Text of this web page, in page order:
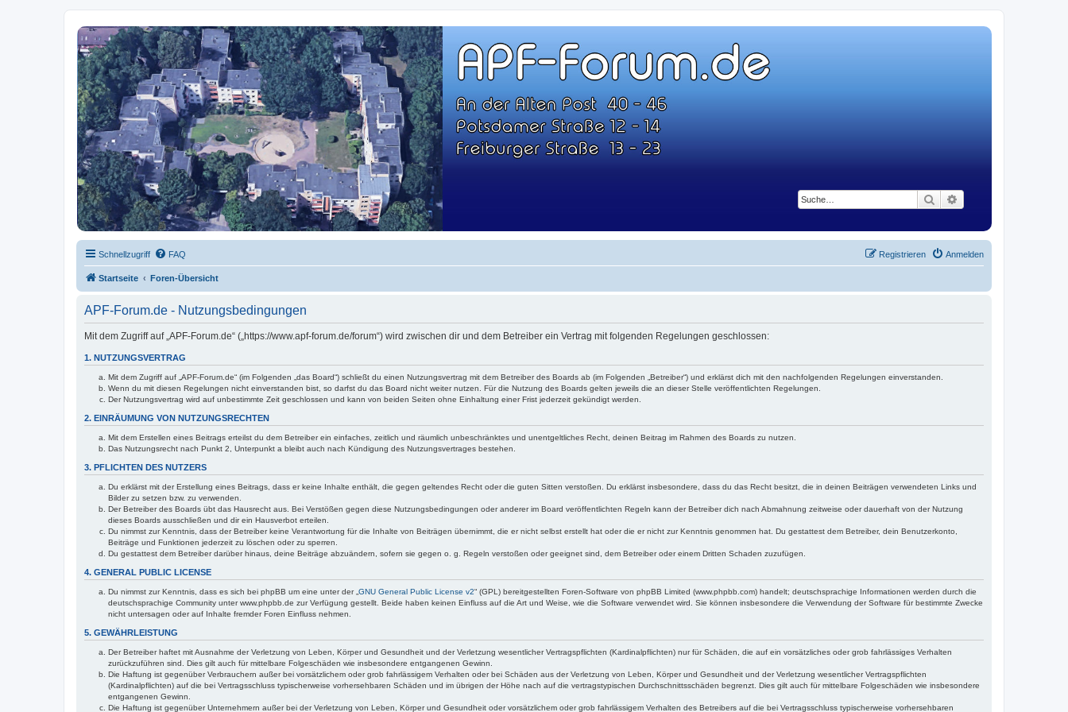
Suche
APF-Forum.de
WEG: An der Alten Post 40-46, Potsdamer Str. 12-14, Freiburger Str. 13-23
Schnellzugriff FAQ Anmelden
Registrieren
Startseite Foren-Übersicht
APF-Forum.de - Nutzungsbedingungen
Mit dem Zugriff auf „APF-Forum.de“ („https://www.apf-forum.de/forum“) wird zwischen dir und dem Betreiber ein Vertrag mit folgenden Regelungen geschlossen:
1. NUTZUNGSVERTRAG
Mit dem Zugriff auf „APF-Forum.de“ (im Folgenden „das Board“) schließt du einen Nutzungsvertrag mit dem Betreiber des Boards ab (im Folgenden „Betreiber“) und erklärst dich mit den nachfolgenden Regelungen einverstanden.
Wenn du mit diesen Regelungen nicht einverstanden bist, so darfst du das Board nicht weiter nutzen. Für die Nutzung des Boards gelten jeweils die an dieser Stelle veröffentlichten Regelungen.
Der Nutzungsvertrag wird auf unbestimmte Zeit geschlossen und kann von beiden Seiten ohne Einhaltung einer Frist jederzeit gekündigt werden.
2. EINRÄUMUNG VON NUTZUNGSRECHTEN
Mit dem Erstellen eines Beitrags erteilst du dem Betreiber ein einfaches, zeitlich und räumlich unbeschränktes und unentgeltliches Recht, deinen Beitrag im Rahmen des Boards zu nutzen.
Das Nutzungsrecht nach Punkt 2, Unterpunkt a bleibt auch nach Kündigung des Nutzungsvertrages bestehen.
3. PFLICHTEN DES NUTZERS
Du erklärst mit der Erstellung eines Beitrags, dass er keine Inhalte enthält, die gegen geltendes Recht oder die guten Sitten verstoßen. Du erklärst insbesondere, dass du das Recht besitzt, die in deinen Beiträgen verwendeten Links und
Bilder zu setzen bzw. zu verwenden.
Der Betreiber des Boards übt das Hausrecht aus. Bei Verstößen gegen diese Nutzungsbedingungen oder anderer im Board veröffentlichten Regeln kann der Betreiber dich nach Abmahnung zeitweise oder dauerhaft von der Nutzung
dieses Boards ausschließen und dir ein Hausverbot erteilen.
Du nimmst zur Kenntnis, dass der Betreiber keine Verantwortung für die Inhalte von Beiträgen übernimmt, die er nicht selbst erstellt hat oder die er nicht zur Kenntnis genommen hat. Du gestattest dem Betreiber, dein Benutzerkonto,
Beiträge und Funktionen jederzeit zu löschen oder zu sperren.
Du gestattest dem Betreiber darüber hinaus, deine Beiträge abzuändern, sofern sie gegen o. g. Regeln verstoßen oder geeignet sind, dem Betreiber oder einem Dritten Schaden zuzufügen.
4. GENERAL PUBLIC LICENSE
Du nimmst zur Kenntnis, dass es sich bei phpBB um eine unter der „ GNU General Public License v2“ (GPL) bereitgestellten Foren-Software von phpBB Limited (www.phpbb.com) handelt; deutschsprachige Informationen werden durch die
deutschsprachige Community unter www.phpbb.de zur Verfügung gestellt. Beide haben keinen Einfluss auf die Art und Weise, wie die Software verwendet wird. Sie können insbesondere die Verwendung der Software für bestimmte Zwecke
nicht untersagen oder auf Inhalte fremder Foren Einfluss nehmen.
5. GEWÄHRLEISTUNG
Der Betreiber haftet mit Ausnahme der Verletzung von Leben, Körper und Gesundheit und der Verletzung wesentlicher Vertragspflichten (Kardinalpflichten) nur für Schäden, die auf ein vorsätzliches oder grob fahrlässiges Verhalten
zurückzuführen sind. Dies gilt auch für mittelbare Folgeschäden wie insbesondere entgangenen Gewinn.
Die Haftung ist gegenüber Verbrauchern außer bei vorsätzlichem oder grob fahrlässigem Verhalten oder bei Schäden aus der Verletzung von Leben, Körper und Gesundheit und der Verletzung wesentlicher Vertragspflichten
(Kardinalpflichten) auf die bei Vertragsschluss typischerweise vorhersehbaren Schäden und im übrigen der Höhe nach auf die vertragstypischen Durchschnittsschäden begrenzt. Dies gilt auch für mittelbare Folgeschäden wie insbesondere
entgangenen Gewinn.
Die Haftung ist gegenüber Unternehmern außer bei der Verletzung von Leben, Körper und Gesundheit oder vorsätzlichem oder grob fahrlässigem Verhalten des Betreibers auf die bei Vertragsschluss typischerweise vorhersehbaren